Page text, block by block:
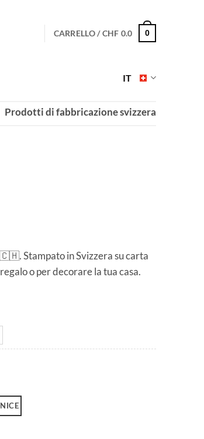
CARRELLO /CHF 0.0 0
IT
Prodotti di fabbricazione svizzera
Stampato in Svizzera su carta
o per decorare la tua casa.